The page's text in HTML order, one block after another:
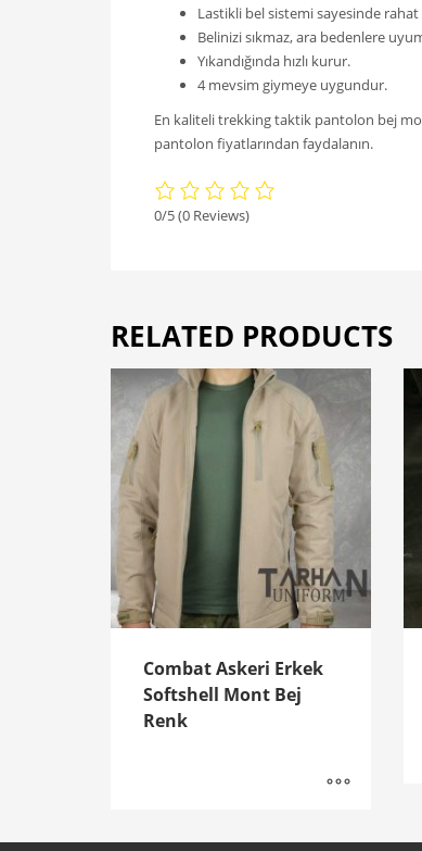
Lastikli bel sistemi sayesinde
Belinizi sıkmaz, ara bedenlere
Yıkandığında hızlı kurur.
4 mevsim giymeye uygundur.
En kaliteli trekking taktik pantolon bej
pantolon fiyatlarından faydalanın.
0/5(0 Reviews)
RELATED PRODUCTS
Combat Askeri Erkek
Softshell Mont Bej
Renk